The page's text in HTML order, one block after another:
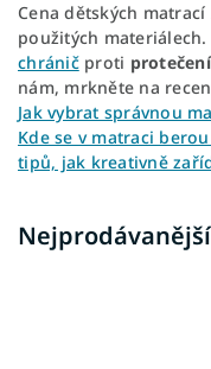
Cena dětských
použitých
chráničproti
nám, mrkněte na
Jak vybrat správnou
Kde se v matraci
tipů, jak kreativně
Nejprodávanější